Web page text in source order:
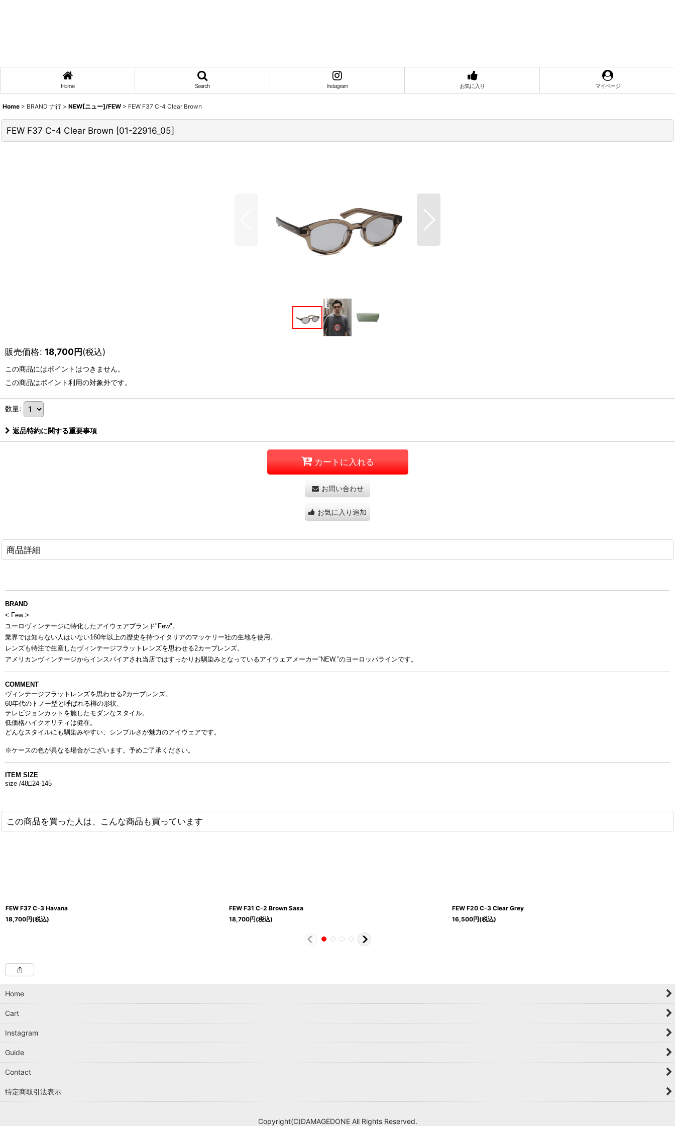
Home Search Instagram お気に入り マイページ
Home > BRAND ナ行 > NEW[ニュー]/FEW > FEW F37 C-4 Clear Brown
FEW F37 C-4 Clear Brown [01-22916_05]
販売価格: 18,700円(税込)
この商品にはポイントはつきません。
この商品はポイント利用の対象外です。
数量:
返品特約に関する重要事項
カートに入れる
お問い合わせ
お気に入り追加
商品詳細
BRAND
< Few >
ユーロヴィンテージに特化したアイウェアブランド"Few"。
業界では知らない人はいない160年以上の歴史を持つイタリアのマッケリー社の生地を使用。
レンズも特注で生産したヴィンテージフラットレンズを思わせる2カーブレンズ。
アメリカンヴィンテージからインスパイアされ当店ではすっかりお馴染みとなっているアイウェアメーカー”NEW.”のヨーロッパラインです。
COMMENT
ヴィンテージフラットレンズを思わせる2カーブレンズ。
60年代のトノー型と呼ばれる樽の形状、
テレビジョンカットを施したモダンなスタイル。
低価格ハイクオリティは健在。
どんなスタイルにも馴染みやすい、 シンプルさが魅力のアイウェアです。
※ケースの色が異なる場合がございます。予めご了承ください。
ITEM SIZE
size /48□24-145
この商品を買った人は、こんな商品も買っています
FEW F37 C-3 Havana
18,700円(税込)
FEW F31 C-2 Brown Sasa
18,700円(税込)
FEW F20 C-3 Clear Grey
16,500円(税込)
Home
Cart
Instagram
Guide
Contact
特定商取引法表示
Copyright(C)DAMAGEDONE All Rights Reserved.